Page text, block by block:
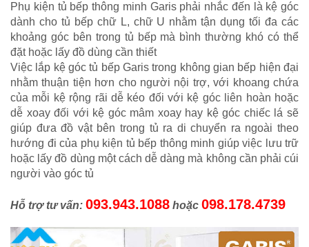
Phụ kiện tủ bếp thông minh Garis phải nhắc đến là kệ góc
dành cho tủ bếp chữ L, chữ U nhằm tận dụng tối đa các
khoảng góc bên trong tủ bếp mà bình thường khó có thể
đặt hoặc lấy đồ dùng cần thiết
Việc lắp kệ góc tủ bếp Garis trong không gian bếp hiện đại
nhằm thuận tiện hơn cho người nội trợ, với khoang chứa
của mỗi kệ rộng rãi dễ kéo đối với kệ góc liên hoàn hoặc
dễ xoay đối với kệ góc mâm xoay hay kệ góc chiếc lá sẽ
giúp đưa đồ vật bên trong tủ ra di chuyển ra ngoài theo
hướng đi của phụ kiện tủ bếp thông minh giúp việc lưu trữ
hoặc lấy đồ dùng một cách dễ dàng mà không cần phải cúi
người vào góc tủ
Hỗ trợ tư vấn: 093.943.1088 hoặc 098.178.4739